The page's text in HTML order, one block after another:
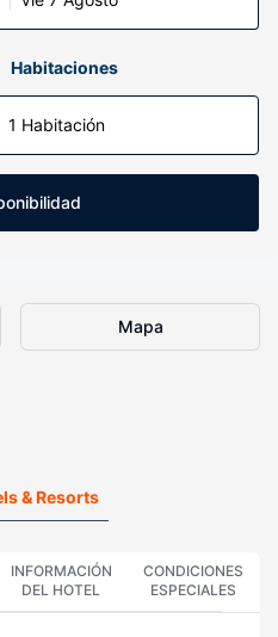
Habitaciones
1 Habitación
Mapa
& Resorts
INFORMACIÓN
DEL HOTEL
CONDICIONES
ESPECIALES